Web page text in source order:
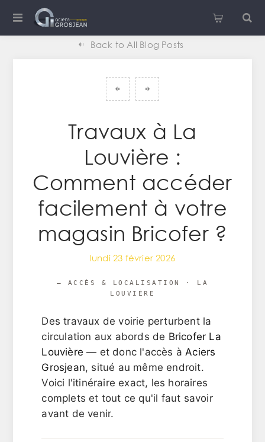
Back to All Blog Posts
Travaux à La
Louvière :
Comment accéder
facilement à votre
magasin Bricofer ?
lundi 23 février 2026
— ACCÈS & LOCALISATION · LA
LOUVIÈRE
Des travaux de voirie perturbent la
circulation aux abords de Bricofer La
Louvière — et donc l'accès àAciers
Grosjean, situé au même endroit.
Voici l'itinéraire exact, les horaires
complets et tout ce qu'il faut savoir
avant de venir.